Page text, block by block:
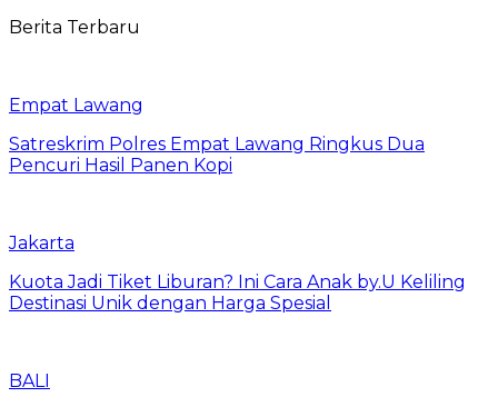
Berita Terbaru
Empat Lawang
Satreskrim Polres Empat Lawang Ringkus Dua
Pencuri Hasil Panen Kopi
Jakarta
Kuota Jadi Tiket Liburan? Ini Cara Anak by.U Keliling
Destinasi Unik dengan Harga Spesial
BALI